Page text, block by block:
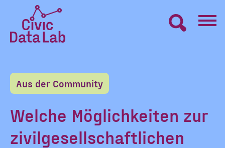
Inhalt
springen
Lab
Startseite
LERNEN
MACHEN
Aus der Community
Welche Möglichkeiten zur
zivilgesellschaftlichen